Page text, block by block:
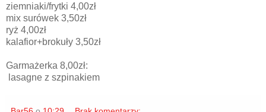
ziemniaki/frytki 4,00zł
mix surówek 3,50zł
ryż 4,00zł
kalafior+brokuły 3,50zł
Garmażerka 8,00zł:
lasagne z szpinakiem